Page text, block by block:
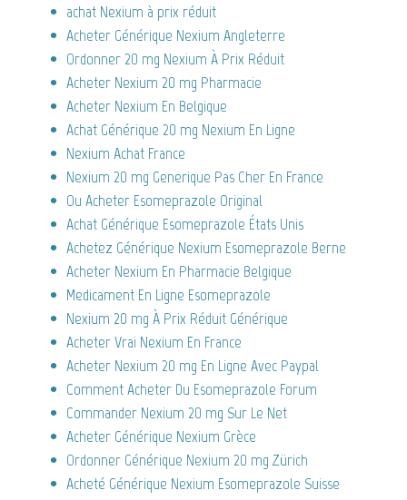
achat Nexium à prix réduit
Acheter Générique Nexium Angleterre
Ordonner 20 mg Nexium À Prix Réduit
Acheter Nexium 20 mg Pharmacie
Acheter Nexium En Belgique
Achat Générique 20 mg Nexium En Ligne
Nexium Achat France
Nexium 20 mg Generique Pas Cher En France
Ou Acheter Esomeprazole Original
Achat Générique Esomeprazole États Unis
Achetez Générique Nexium Esomeprazole Berne
Acheter Nexium En Pharmacie Belgique
Medicament En Ligne Esomeprazole
Nexium 20 mg À Prix Réduit Générique
Acheter Vrai Nexium En France
Acheter Nexium 20 mg En Ligne Avec Paypal
Comment Acheter Du Esomeprazole Forum
Commander Nexium 20 mg Sur Le Net
Acheter Générique Nexium Grèce
Ordonner Générique Nexium 20 mg Zürich
Acheté Générique Nexium Esomeprazole Suisse